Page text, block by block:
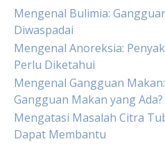
Mengenal Bulimia:
Diwaspadai
Mengenal Anoreksia:
Perlu Diketahui
Mengenal Gangguan
Gangguan Makan yang Ada?
Mengatasi Masalah Citra
Dapat Membantu